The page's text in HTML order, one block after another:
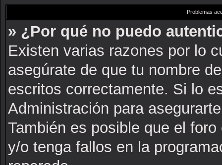
Problemas
» ¿Por qué no puedo
Existen varias razones por lo
asegúrate de que tu nombre
escritos correctamente. Si lo
Administración para
También es posible que el
y/o tenga fallos en la